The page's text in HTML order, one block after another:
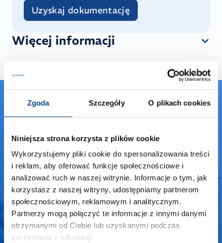
Zgoda Szczegóły O plikach cookies
Niniejsza strona korzysta z plików cookie
Wykorzystujemy pliki cookie do spersonalizowania treści
i reklam, aby oferować funkcje społecznościowe i
analizować ruch w naszej witrynie. Informacje o tym, jak
korzystasz z naszej witryny, udostępniamy partnerom
społecznościowym, reklamowym i analitycznym.
Partnerzy mogą połączyć te informacje z innymi danymi
otrzymanymi od Ciebie lub uzyskanymi podczas
korzystania z ich usług.
Uzyskaj dokumentację
Więcej informacji
Nie znalazłeś surowca,
którego potrzebujesz?
Jeśli nie mogłeś znaleźć produktu, który
Cię interesuje, prosimy o kontakt poprzez
formularz kontaktowy.
Skontaktuj się